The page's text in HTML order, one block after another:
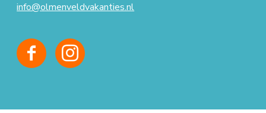
info@olmenveldvakanties.nl